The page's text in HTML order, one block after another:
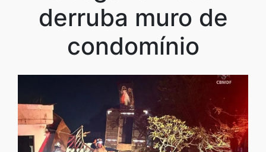
derruba muro de
condomínio